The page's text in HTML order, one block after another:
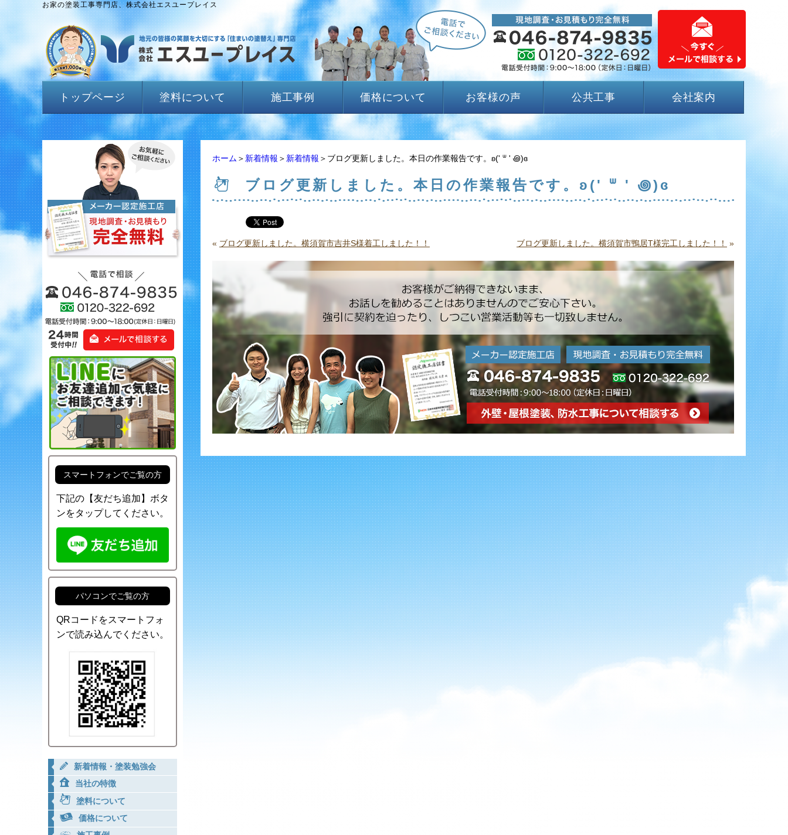
お家の塗装工事専門店、株式会社エスユープレイス
トップページ 塗料について 施工事例 価格について お客様の声 公共工事 会社案内
ホーム ＞ 新着情報 ＞ 新着情報 ＞ブログ更新しました。本日の作業報告です。ʚ(' ᐜ ' ꩜)ɞ
ブログ更新しました。本日の作業報告です。ʚ(' ᐜ ' ꩜)ɞ
« ブログ更新しました。横須賀市吉井S様着工しました！！ ブログ更新しました。横須賀市鴨居T様完工しました！！ »
スマートフォンでご覧の方
下記の【友だち追加】ボタ
ンをタップしてください。
パソコンでご覧の方
QRコードをスマートフォ
ンで読み込んでください。
新着情報・塗装勉強会
当社の特徴
塗料について
価格について